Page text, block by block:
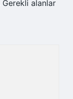
Gerekli alanlar